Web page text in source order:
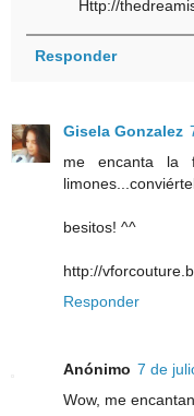
Http://
Responder
Gisela Gonzalez
me encanta la
besitos! ^^
http://
Responder
Anónimo 7 de
Wow, me